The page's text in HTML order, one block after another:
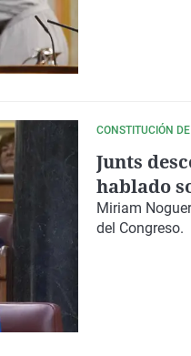
CONSTITUCIÓN
Junts
hablado
Miriam
del Congreso.